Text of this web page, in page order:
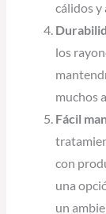
cálidos y
los
muchos
Fácil
con
una
un